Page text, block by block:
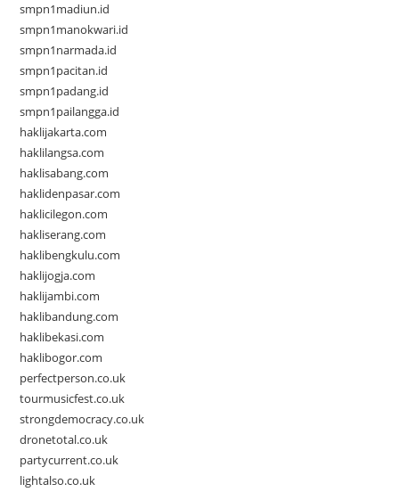
smpn1madiun.id
smpn1manokwari.id
smpn1narmada.id
smpn1pacitan.id
smpn1padang.id
smpn1pailangga.id
haklijakarta.com
haklilangsa.com
haklisabang.com
haklidenpasar.com
haklicilegon.com
hakliserang.com
haklibengkulu.com
haklijogja.com
haklijambi.com
haklibandung.com
haklibekasi.com
haklibogor.com
perfectperson.co.uk
tourmusicfest.co.uk
strongdemocracy.co.uk
dronetotal.co.uk
partycurrent.co.uk
lightalso.co.uk